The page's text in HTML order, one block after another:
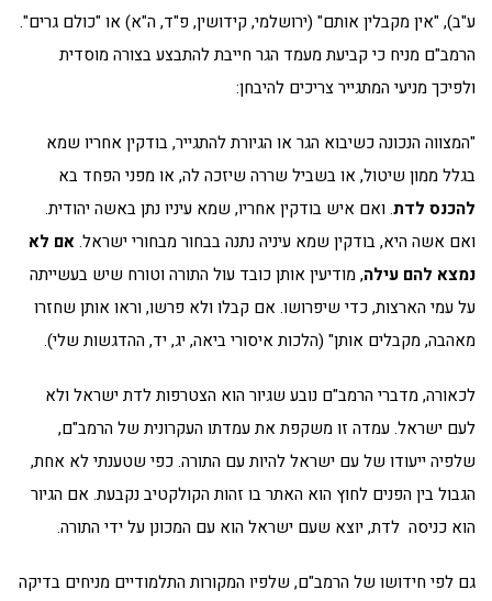
ע"ב), "אין מקבלין אותם" (ירושלמי, קידושין, פ"ד, ה"א) או "כולם גרים".
הרמב"ם מניח כי קביעת מעמד הגר חייבת להתבצע בצורה מוסדית
ולפיכך מניעי המתגייר צריכים להיבחן:
"המצווה הנכונה כשיבוא הגר או הגיורת להתגייר, בודקין אחריו שמא
בגלל ממון שיטול, או בשביל שררה שיזכה לה, או מפני הפחד בא
להכנס לדת. ואם איש בודקין אחריו, שמא עיניו נתן באשה יהודית.
ואם אשה היא, בודקין שמא עיניה נתנה בבחור מבחורי ישראל.אם לא
נמצא להם עילה, מודיעין אותן כובד עול התורה וטורח שיש בעשייתה
על עמי הארצות, כדי שיפרושו. אם קבלו ולא פרשו, וראו אותן שחזרו
מאהבה, מקבלים אותן" (הלכות איסורי ביאה, יג, יד, ההדגשות שלי).
לכאורה, מדברי הרמב"ם נובע שגיור הוא הצטרפות לדת ישראל ולא
לעם ישראל. עמדה זו משקפת את עמדתו העקרונית של הרמב"ם,
שלפיה ייעודו של עם ישראל להיות עם התורה. כפי שטענתי לא אחת,
הגבול בין הפנים לחוץ הוא האתר בו זהות הקולקטיב נקבעת. אם הגיור
הוא כניסה לדת, יוצא שעם ישראל הוא עם המכונן על ידי התורה.
גם לפי חידושו של הרמב"ם, שלפיו המקורות התלמודיים מניחים בדיקה